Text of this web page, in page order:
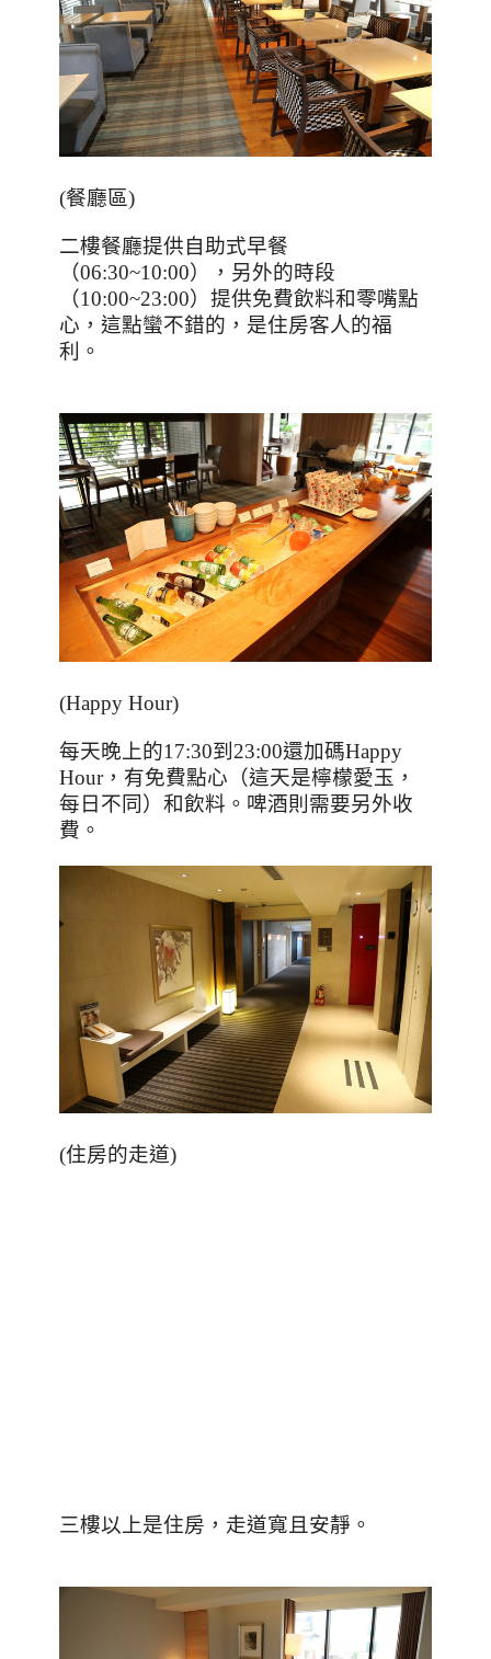
(餐廳區)
二樓餐廳提供自助式早餐
（06:30~10:00），另外的時段
（10:00~23:00）提供免費飲料和零嘴點
心，這點蠻不錯的，是住房客人的福
利。
(Happy Hour)
每天晚上的17:30到 23:00還加碼Happy
Hour，有免費點心（這天是檸檬愛玉，
每日不同）和飲料。啤酒則需要另外收
費。
(住房的走道)
三樓以上是住房，走道寬且安靜。